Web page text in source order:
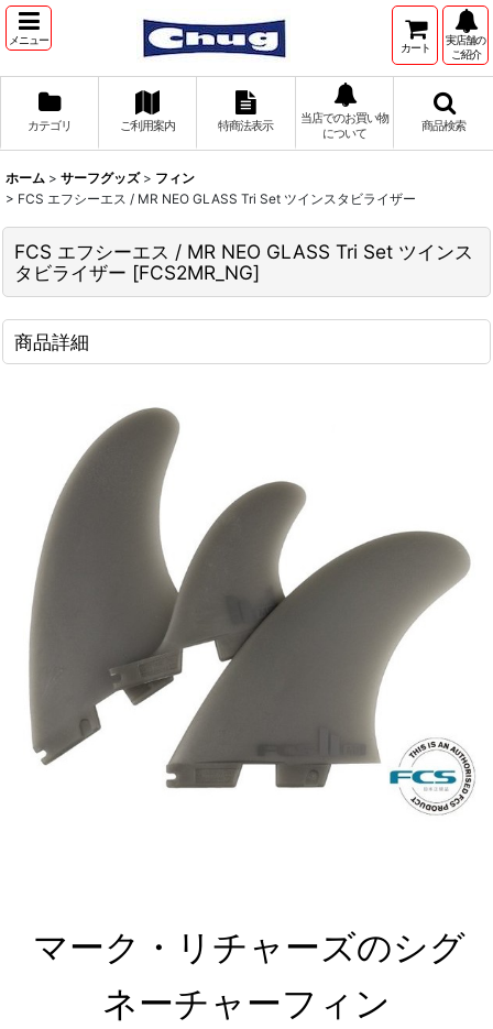
メニュー
カート
実店舗の
ご紹介
カテゴリ ご利用案内 特商法表示
当店でのお買い物
について
商品検索
ホーム > サーフグッズ > フィン
> FCS エフシーエス / MR NEO GLASS Tri Set ツインスタビライザー
FCS エフシーエス / MR NEO GLASS Tri Set ツインス
タビライザー [FCS2MR_NG]
商品詳細
マーク・リチャーズのシグ
ネーチャーフィン